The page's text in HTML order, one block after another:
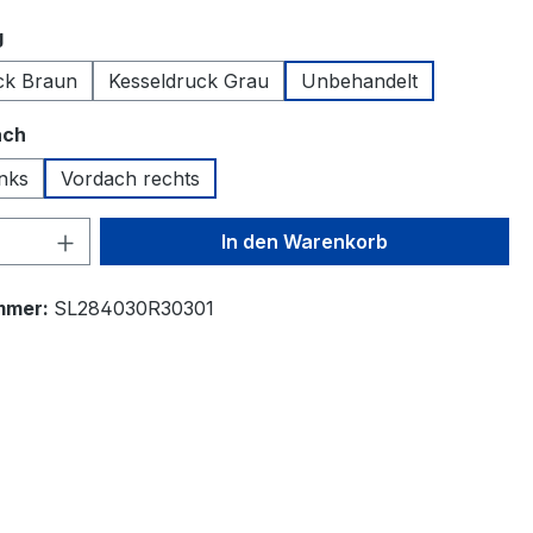
auswählen
Braun
Kesseldruck Grau Unbehandelt
Vordach rechts
Anzahl: Gib den gewünschten Wert
In den Warenkorb
SL284030R30301